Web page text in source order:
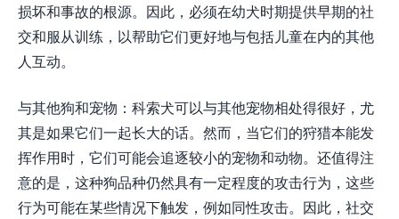
损坏和事故的根源。因此，必须在幼犬时期提供早期的社
交和服从训练，以帮助它们更好地与包括儿童在内的其他
人互动。
与其他狗和宠物：科索犬可以与其他宠物相处得很好，尤
其是如果它们一起长大的话。然而，当它们的狩猎本能发
挥作用时，它们可能会追逐较小的宠物和动物。还值得注
意的是，这种狗品种仍然具有一定程度的攻击行为，这些
行为可能在某些情况下触发，例如同性攻击。因此，社交